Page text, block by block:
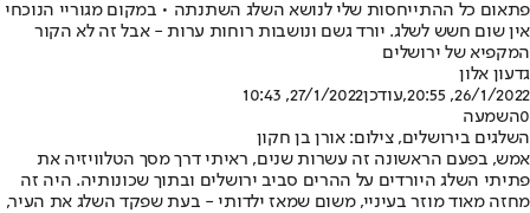
פתאום כל ההתייחסות שלי לנושא השלג השתנתה • במקום מגוריי הנוכחי
אין שום חשש לשלג. יורד גשם ונושבות רוחות ערות - אבל זה לא הקור
המקפיא של ירושלים
גדעון אלון
26/1/2022, 20:55
,עודכן27/1/2022, 10:43
0השמעה
השלגים בירושלים, צילום: אורן בן חקון
אמש, בפעם הראשונה זה עשרות שנים, ראיתי דרך מסך הטלוויזיה את
פתיתי השלג היורדים על ההרים סביב ירושלים ובתוך שכונותיה. היה זה
מחזה מאוד מוזר בעיניי, משום שמאז ילדותי - בעת שפקד השלג את העיר,